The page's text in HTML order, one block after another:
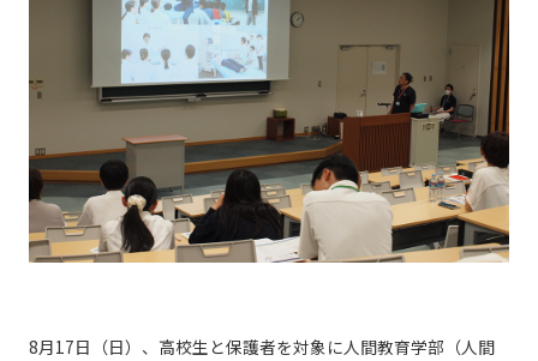
8月17日（日）、高校生と保護者を対象に人間教育学部（人間